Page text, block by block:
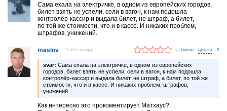
Сама ехала на электричке, в одном из европейских городов,
билет взять не успели, сели в вагон, к нам подошла
контролёр-кассир и выдала билет, не штраф, а билет,
по той же стоимости, что и в кассе. И никаких проблем,
штрафов, унижений.
maslov 11 лет назад лично #
svar: Сама ехала на электричке, в одном из европейских
городов, билет взять не успели, сели в вагон, к нам подошла
контролёр-кассир и выдала билет, не штраф, а билет, по той же
стоимости, что и в кассе. И никаких проблем, штрафов,
унижений.
Как интересно это прокоментирует Матхаус?